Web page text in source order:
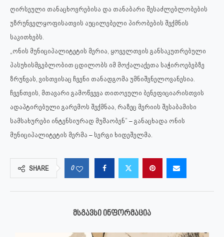
ღირსეული თანაცხოვრებისა და თანაბარი შესაძლებლობების
უზრუნველყოფისათვის აუცილებელი პირობების შექმნის
საკითხებს.
„ონის მუნიციპალიტეტის მერია, ყოველთვის განსაკუთრებული
პასუხისმგებლობით ცდილობს იმ მოქალაქეთა საჭიროებებზე
ზრუნვას, ვისთვისაც ჩვენი თანადგომა უმნიშვნელოვანესია.
ჩვენთვის, მთავარი გამოწვევა თითოეული ბენეფიციარისთვის
ადაპტირებული გარემოს შექმნაა, რაზეც მერიის შესაბამისი
სამსახურები ინტენსიურად მუშაობენ“ – განაცხადა ონის
მუნიციპალიტეტის მერმა – სერგი ხიდეშელმა.
SHARE 0
ᲛᲡᲒᲐᲕᲡᲘ ᲘᲜᲤᲝᲠᲛᲐᲪᲘᲐ